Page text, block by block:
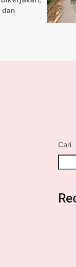
Spek
Cari